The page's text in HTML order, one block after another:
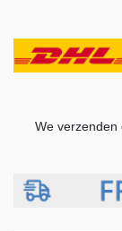
We verzenden